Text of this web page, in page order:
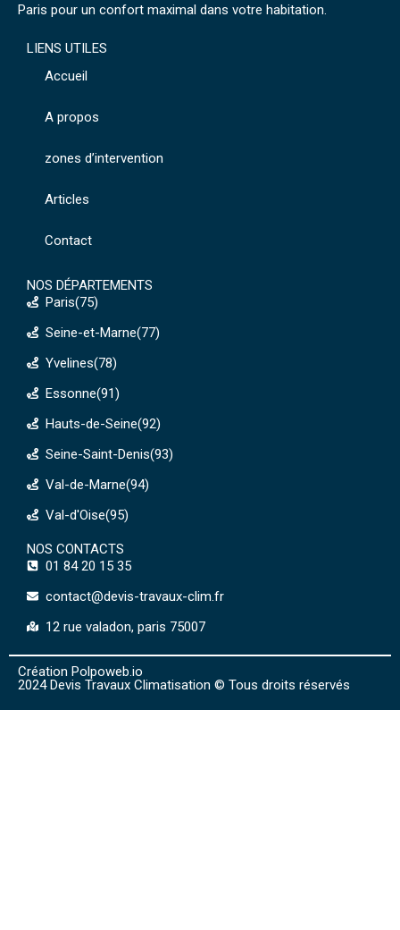
Paris pour un confort maximal dans votre habitation.
LIENS UTILES
Accueil
A propos
zones d’intervention
Articles
Contact
NOS DÉPARTEMENTS
Paris(75)
Seine-et-Marne(77)
Yvelines(78)
Essonne(91)
Hauts-de-Seine(92)
Seine-Saint-Denis(93)
Val-de-Marne(94)
Val-d'Oise(95)
NOS CONTACTS
01 84 20 15 35
contact@devis-travaux-clim.fr
12 rue valadon, paris 75007
Création Polpoweb.io
2024 Devis Travaux Climatisation © Tous droits réservés